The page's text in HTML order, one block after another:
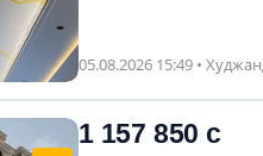
05.08.2026 15:49 •
1 157 850 с